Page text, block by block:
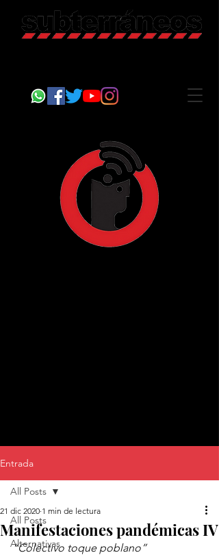
Entrada
All Posts
Alternativas
All Posts
Manifestaciones pandémicas IV
21 dic 2020 1 min de lectura
“Colectivo toque poblano”